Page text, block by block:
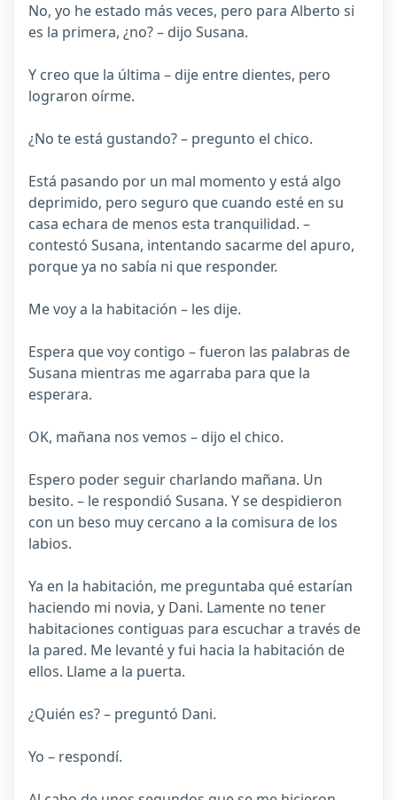
No, yo he estado más veces, pero para Alberto si
es la primera, ¿no? – dijo Susana.
Y creo que la última – dije entre dientes, pero
lograron oírme.
¿No te está gustando? – pregunto el chico.
Está pasando por un mal momento y está algo
deprimido, pero seguro que cuando esté en su
casa echara de menos esta tranquilidad. –
contestó Susana, intentando sacarme del apuro,
porque ya no sabía ni que responder.
Me voy a la habitación – les dije.
Espera que voy contigo – fueron las palabras de
Susana mientras me agarraba para que la
esperara.
OK, mañana nos vemos – dijo el chico.
Espero poder seguir charlando mañana. Un
besito. – le respondió Susana. Y se despidieron
con un beso muy cercano a la comisura de los
labios.
Ya en la habitación, me preguntaba qué estarían
haciendo mi novia, y Dani. Lamente no tener
habitaciones contiguas para escuchar a través de
la pared. Me levanté y fui hacia la habitación de
ellos. Llame a la puerta.
¿Quién es? – preguntó Dani.
Yo – respondí.